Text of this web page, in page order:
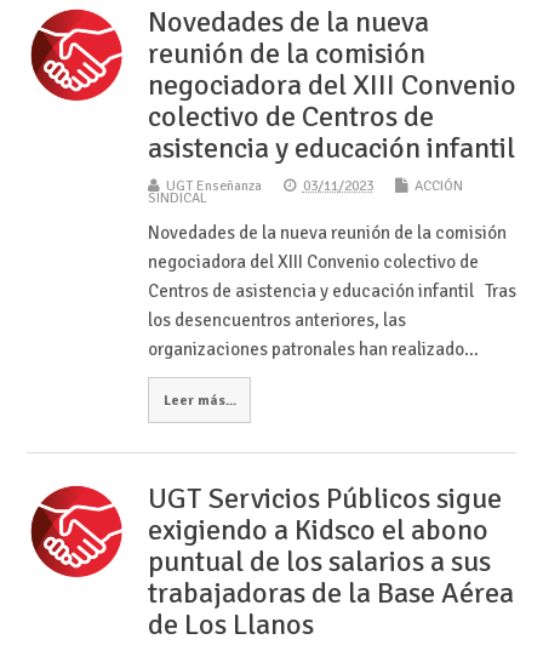
Novedades de la nueva
reunión de la comisión
negociadora del XIII Convenio
colectivo de Centros de
asistencia y educación infantil
UGT Enseñanza 03/11/2023 ACCIÓN
SINDICAL
Novedades de la nueva reunión de la comisión
negociadora del XIII Convenio colectivo de
Centros de asistencia y educación infantil Tras
los desencuentros anteriores, las
organizaciones patronales han realizado…
Leer más...
UGT Servicios Públicos sigue
exigiendo a Kidsco el abono
puntual de los salarios a sus
trabajadoras de la Base Aérea
de Los Llanos